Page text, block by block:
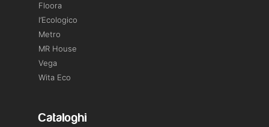
Floora
l’Ecologico
Metro
MR House
Vega
Wita Eco
Cataloghi